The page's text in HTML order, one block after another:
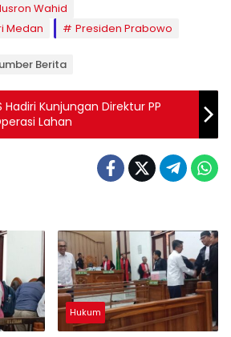
Wahid
Medan
Presiden Prabowo
Berita
Hadiri Kunjungan Direktur PP
Lahan
Hukum